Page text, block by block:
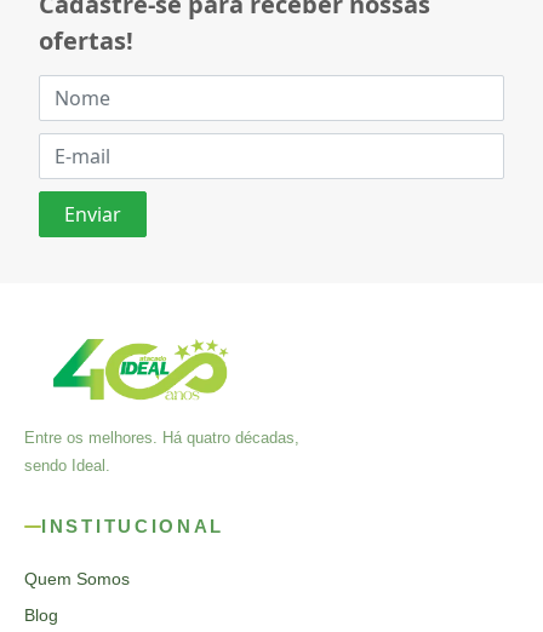
ofertas!
Entre os melhores. Há quatro décadas,
sendo Ideal.
INSTITUCIONAL
Quem Somos
Blog